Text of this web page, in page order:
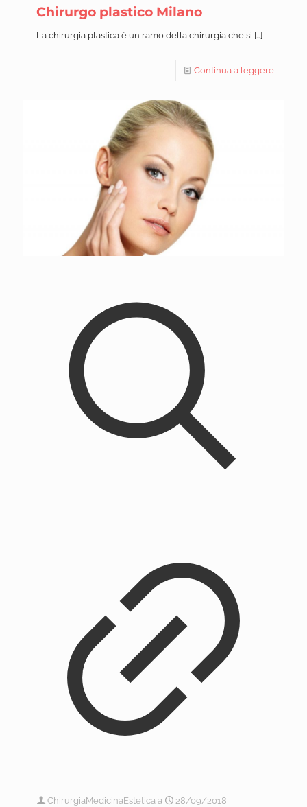
Chirurgo plastico Milano
La chirurgia plastica è un ramo della chirurgia che si […]
Continua a leggere
ChirurgiaMedicinaEstetica a 28/09/2018